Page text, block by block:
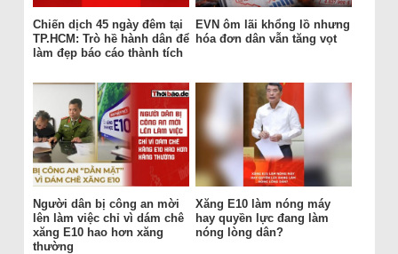
Chiến dịch 45 ngày đêm tại
TP.HCM: Trò hề hành dân để
làm đẹp báo cáo thành tích
EVN ôm lãi khổng lồ nhưng
hóa đơn dân vẫn tăng vọt
Người dân bị công an mời
lên làm việc chỉ vì dám chê
xăng E10 hao hơn xăng
thường
Xăng E10 làm nóng máy
hay quyền lực đang làm
nóng lòng dân?